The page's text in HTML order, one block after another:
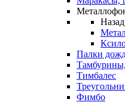
Назад
Палки
Тимбалес
Фимбо